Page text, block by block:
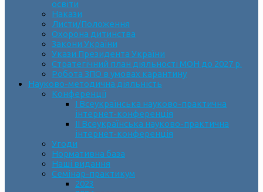
освіти
Накази
Листи/Положення
Охорона дитинства
Закони України
Укази Президента України
Стратегічний план діяльності МОН до 2027 р.
Робота ЗПО в умовах карантину
Науково-методична діяльність
Конференції
І Всеукраїнська науково-практична
інтернет-конференція
ІІ Всеукраїнська науково-практична
інтернет-конференція
Угоди
Нормативна база
Наші видання
Семінар-практикум
2023